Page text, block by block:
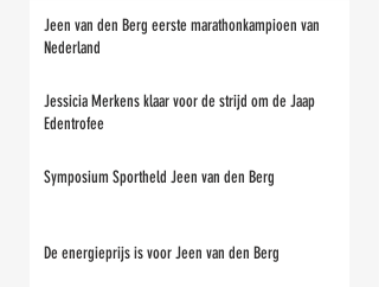
Jeen van den Berg eerste marathonkampioen van
Nederland
Jessicia Merkens klaar voor de strijd om de Jaap
Edentrofee
Symposium Sportheld Jeen van den Berg
De energieprijs is voor Jeen van den Berg